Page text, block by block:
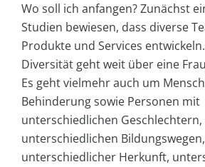
Wo soll ich anfangen? Zunächst
Studien bewiesen, dass diverse
Produkte und Services
Diversität geht weit über eine
Es geht vielmehr auch um
Behinderung sowie Personen mit
unterschiedlichen Geschlechtern,
unterschiedlichen Bildungswegen,
unterschiedlicher Herkunft,